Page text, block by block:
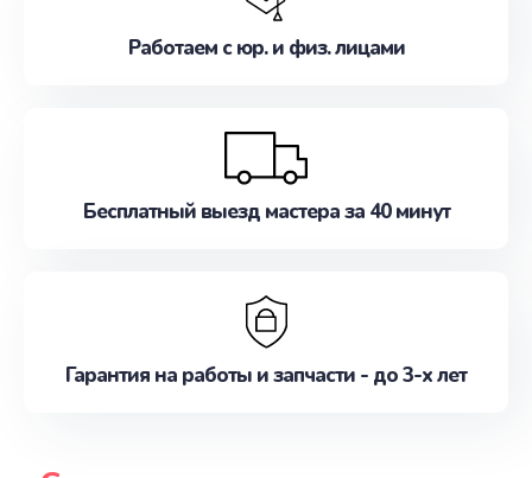
Работаем с юр. и физ. лицами
Бесплатный выезд мастера за 40 минут
Гарантия на работы и запчасти - до 3-х лет